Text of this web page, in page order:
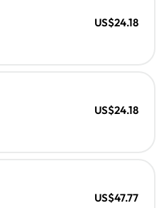
US$24.18
US$24.18
US$47.77